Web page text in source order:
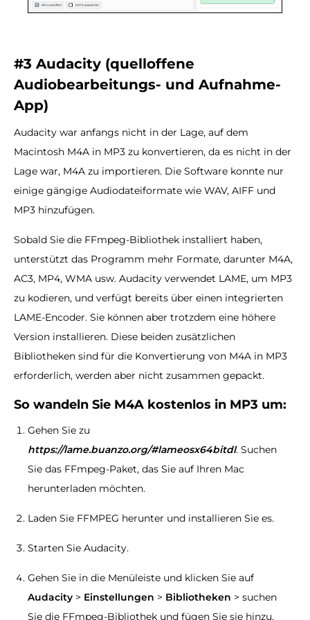
#3 Audacity (quelloffene
Audiobearbeitungs- und Aufnahme-
App)
Audacity war anfangs nicht in der Lage, auf dem
Macintosh M4A in MP3 zu konvertieren, da es nicht in der
Lage war, M4A zu importieren. Die Software konnte nur
einige gängige Audiodateiformate wie WAV, AIFF und
MP3 hinzufügen.
Sobald Sie die FFmpeg-Bibliothek installiert haben,
unterstützt das Programm mehr Formate, darunter M4A,
AC3, MP4, WMA usw. Audacity verwendet LAME, um MP3
zu kodieren, und verfügt bereits über einen integrierten
LAME-Encoder. Sie können aber trotzdem eine höhere
Version installieren. Diese beiden zusätzlichen
Bibliotheken sind für die Konvertierung von M4A in MP3
erforderlich, werden aber nicht zusammen gepackt.
So wandeln Sie M4A kostenlos in MP3 um:
Gehen Sie zu
https://lame.buanzo.org/#lameosx64bitdl​. Suchen
Sie das FFmpeg-Paket, das Sie auf Ihren Mac
herunterladen möchten.
Laden Sie FFMPEG herunter und installieren Sie es.
Starten Sie Audacity.
Gehen Sie in die Menüleiste und klicken Sie auf
Audacity > Einstellungen > Bibliotheken > suchen
Sie die FFmpeg-Bibliothek und fügen Sie sie hinzu.